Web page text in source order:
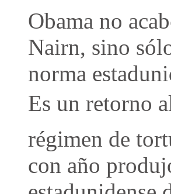
Obama no
Nairn, sino
norma
Es un retorno
régimen de
con año